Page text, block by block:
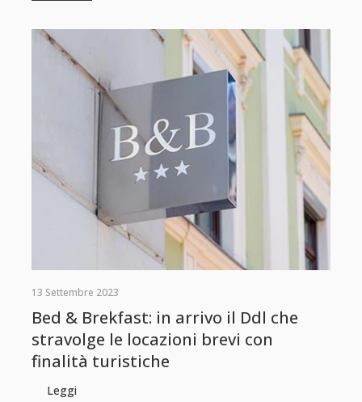
13 Settembre 2023
Bed & Brekfast: in arrivo il Ddl che
stravolge le locazioni brevi con
finalità turistiche
Leggi